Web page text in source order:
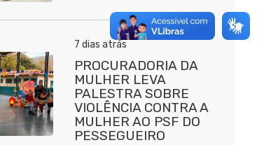
7 dias atrás
PROCURADORIA DA
MULHER LEVA
PALESTRA SOBRE
VIOLÊNCIA CONTRA A
MULHER AO PSF DO
PESSEGUEIRO